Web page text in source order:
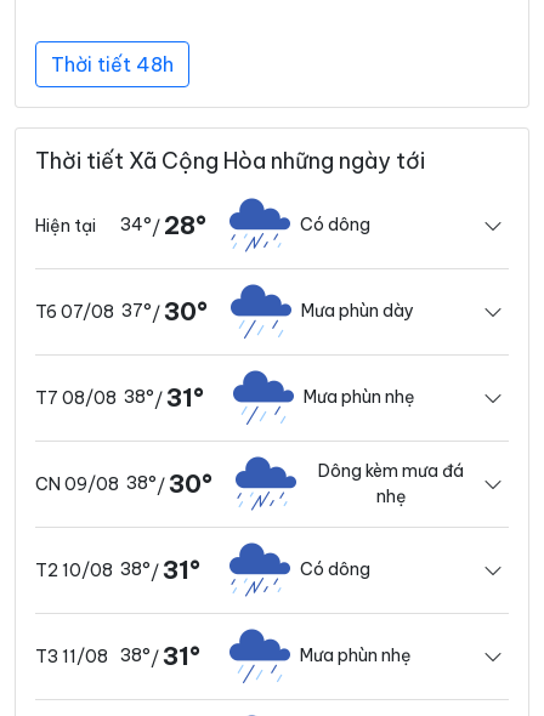
Thời tiết 48h
Thời tiết Xã Cộng Hòa những ngày tới
Hiện tại 34°/ 28° Có dông
T6 07/08 37°/30° Mưa phùn dày
T7 08/08 38°/31° Mưa phùn nhẹ
CN 09/08 38°/30°
Dông kèm mưa đá
nhẹ
T2 10/08 38°/31° Có dông
T3 11/08 38°/31° Mưa phùn nhẹ